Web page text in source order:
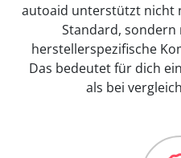
autoaid unterstützt nicht
Standard, sondern
herstellerspezifische
Das bedeutet für dich
als bei